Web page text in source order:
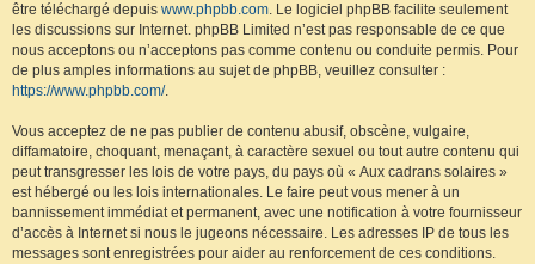
être téléchargé depuis www.phpbb.com. Le logiciel phpBB facilite seulement
les discussions sur Internet. phpBB Limited n’est pas responsable de ce que
nous acceptons ou n’acceptons pas comme contenu ou conduite permis. Pour
de plus amples informations au sujet de phpBB, veuillez consulter :
https://www.phpbb.com/.
Vous acceptez de ne pas publier de contenu abusif, obscène, vulgaire,
diffamatoire, choquant, menaçant, à caractère sexuel ou tout autre contenu qui
peut transgresser les lois de votre pays, du pays où « Aux cadrans solaires »
est hébergé ou les lois internationales. Le faire peut vous mener à un
bannissement immédiat et permanent, avec une notification à votre fournisseur
d’accès à Internet si nous le jugeons nécessaire. Les adresses IP de tous les
messages sont enregistrées pour aider au renforcement de ces conditions.